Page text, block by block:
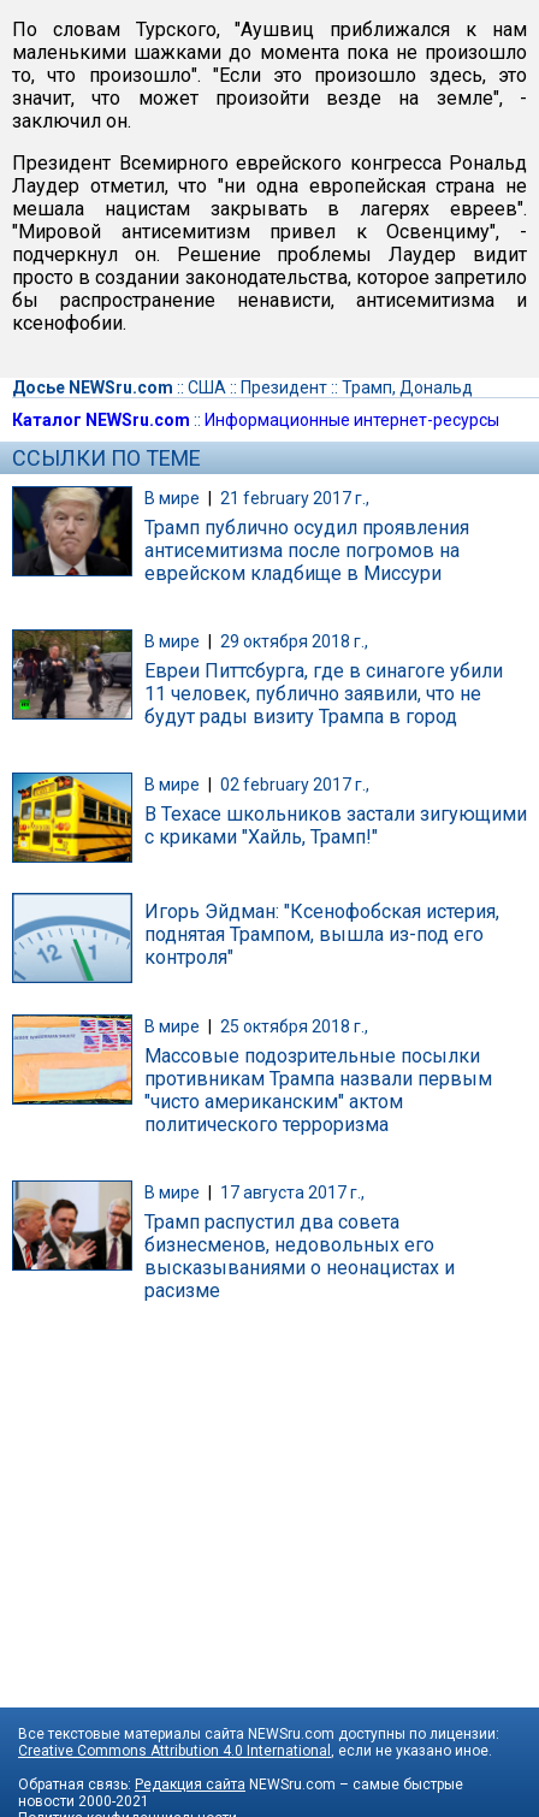
По словам Турского, "Аушвиц приближался к нам
маленькими шажками до момента пока не произошло
то, что произошло". "Если это произошло здесь, это
значит, что может произойти везде на земле", -
заключил он.
Президент Всемирного еврейского конгресса Рональд
Лаудер отметил, что "ни одна европейская страна не
мешала нацистам закрывать в лагерях евреев".
"Мировой антисемитизм привел к Освенциму", -
подчеркнул он. Решение проблемы Лаудер видит
просто в создании законодательства, которое запретило
бы распространение ненависти, антисемитизма и
ксенофобии.
Досье NEWSru.com :: США :: Президент:: Трамп, Дональд
Каталог NEWSru.com :: Информационные интернет-ресурсы
ССЫЛКИ ПО ТЕМЕ
В мире | 21 february 2017 г.,
Трамп публично осудил проявления
антисемитизма после погромов на
еврейском кладбище в Миссури
В мире 29 октября 2018 г.,
Евреи Питтсбурга, где в синагоге убили
11 человек, публично заявили, что не
будут рады визиту Трампа в город
В мире 02 february 2017 г.,
В Техасе школьников застали зигующими
с криками "Хайль, Трамп!"
Игорь Эйдман: "Ксенофобская истерия,
поднятая Трампом, вышла из-под его
контроля"
В мире | 25 октября 2018 г.,
Массовые подозрительные посылки
противникам Трампа назвали первым
"чисто американским" актом
политического терроризма
В мире 17 августа 2017 г.,
Трамп распустил два совета
бизнесменов, недовольных его
высказываниями о неонацистах и
расизме
Все текстовые материалы сайта NEWSru.com доступны по лицензии:
Creative Commons Attribution 4.0 International , если не указано иное.
Обратная связь: Редакция сайта NEWSru.com – самые быстрые
новости 2000-2021